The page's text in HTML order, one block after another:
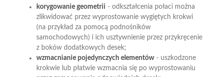
korygowanie geometrii - odkształcenia połaci można
zlikwidować przez wyprostowanie wygiętych krokwi
(na przykład za pomocą podnośników
samochodowych) i ich usztywnienie przez przykręcenie
z boków dodatkowych desek;
wzmacnianie pojedynczych elementów- uszkodzone
krokwie lub płatwie wzmacnia się po wyprostowaniu